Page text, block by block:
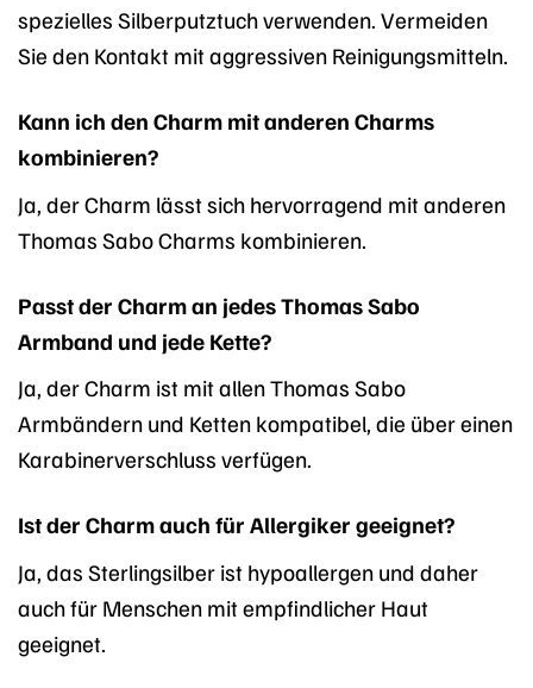
spezielles Silberputztuch verwenden. Vermeiden
Sie den Kontakt mit aggressiven Reinigungsmitteln.
Kann ich den Charm mit anderen Charms
kombinieren?
Ja, der Charm lässt sich hervorragend mit anderen
Thomas Sabo Charms kombinieren.
Passt der Charm an jedes Thomas Sabo
Armband und jede Kette?
Ja, der Charm ist mit allen Thomas Sabo
Armbändern und Ketten kompatibel, die über einen
Karabinerverschluss verfügen.
Ist der Charm auch für Allergiker geeignet?
Ja, das Sterlingsilber ist hypoallergen und daher
auch für Menschen mit empfindlicher Haut
geeignet.